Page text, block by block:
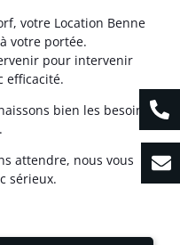
votre Location Benne
votre portée.
pour intervenir
efficacité.
bien les besoins
attendre, nous vous
sérieux.